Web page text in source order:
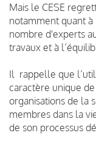
Mais le CESE
notamment quant à
nombre d'experts
travaux et à
Il rappelle que
caractère unique
organisations de la
membres dans la
de son processus